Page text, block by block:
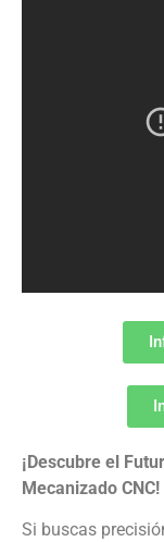
¡Descubre el
Mecanizado CNC!
Si buscas